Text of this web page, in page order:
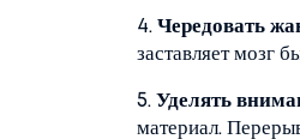
4. Чередовать
заставляет мозг
5. Уделять
материал.